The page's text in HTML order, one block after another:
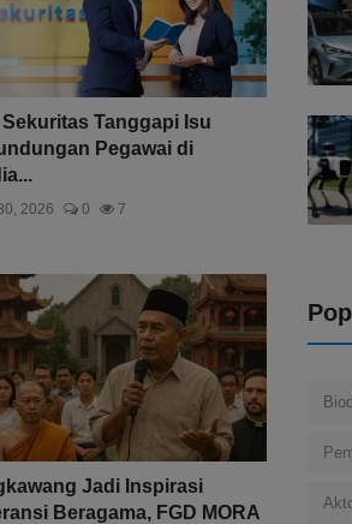
Sekuritas Tanggapi Isu
Pegawai di
2026 0 7
Jadi Inspirasi
Beragama, FGD MORA